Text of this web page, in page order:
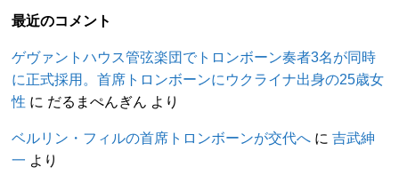
最近のコメント
ゲヴァントハウス管弦楽団でトロンボーン奏者3名が同時
に正式採用。首席トロンボーンにウクライナ出身の25歳女
性 に だるまぺんぎん より
ベルリン・フィルの首席トロンボーンが交代へ に吉武紳
一 より